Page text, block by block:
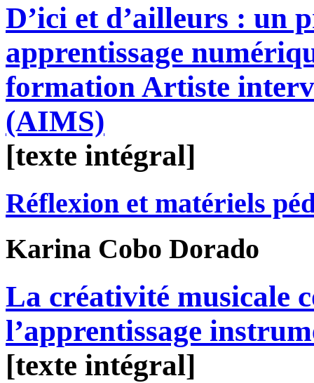
D’ici et d’ailleurs : un
apprentissage
formation Artiste
(AIMS)
[texte intégral]
Réflexion et matériels
Karina Cobo Dorado
La créativité musicale
l’apprentissage
[texte intégral]